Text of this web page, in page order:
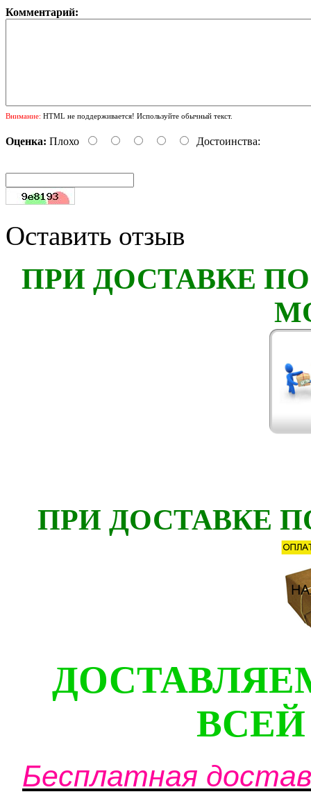
Комментарий:
Внимание: HTML не поддерживается! Используйте обычный текст.
Оценка: Плохо Достоинства:
Оставить отзыв
ПРИ ДОСТАВКЕ
ПРИ ДОСТАВКЕ
Бесплатная